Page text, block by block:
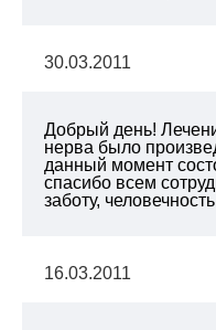
30.03.2011
Добрый день!
нерва было
данный момент
спасибо всем
заботу,
16.03.2011